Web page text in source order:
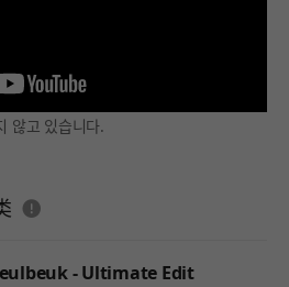
않고 있습니다.
도움말
- Ultimate Edit